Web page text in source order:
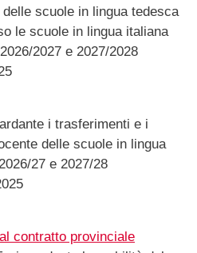
scuole in lingua tedesca
le scuole in lingua italiana
2027 e 2027/2028
i trasferimenti e i
delle scuole in lingua
27 e 2027/28
contratto provinciale